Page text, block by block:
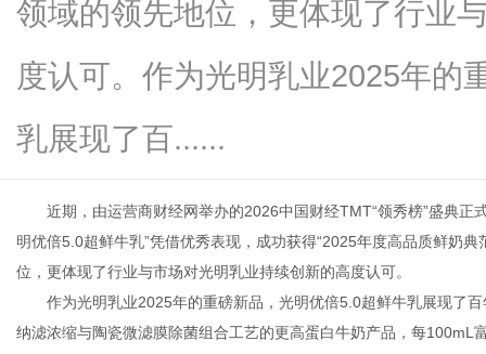
领域的领先地位，更体现了行业
度认可。作为光明乳业2025年的
乳展现了百......
近期，由运营商财经网举办的2026中国财经TMT“领秀榜”盛典
明优倍5.0超鲜牛乳”凭借优秀表现，成功获得“2025年度高品质鲜奶
位，更体现了行业与市场对光明乳业持续创新的高度认可。
作为光明乳业2025年的重磅新品，光明优倍5.0超鲜牛乳展现了
纳滤浓缩与陶瓷微滤膜除菌组合工艺的更高蛋白牛奶产品，每